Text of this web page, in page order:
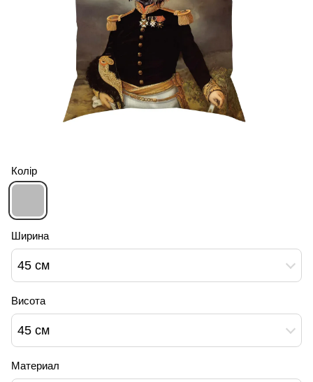
Колір
Ширина
45 см
Висота
45 см
Материал